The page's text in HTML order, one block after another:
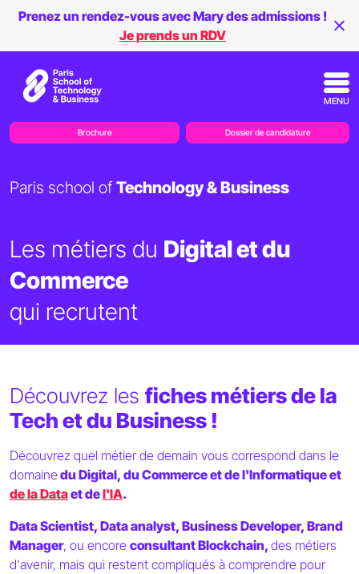
Les métiers du Digital et du
Commerce
qui recrutent
Paris school ofTechnology & Business
Découvrez les fiches métiers de la
Tech et du Business !
Découvrez quel métier de demain vous correspond dans le
domainedu Digital, du Commerce et de l'Informatique et
de la Dataet del'IA.
Data Scientist, Data analyst, Business Developer, Brand
Manager, ou encore consultant Blockchain, des métiers
d'avenir, mais qui restent compliqués à comprendre pour
Prenez un rendez-vous avec Mary des admissions !
Je prends un RDV
MENU
Brochure Dossier de candidature